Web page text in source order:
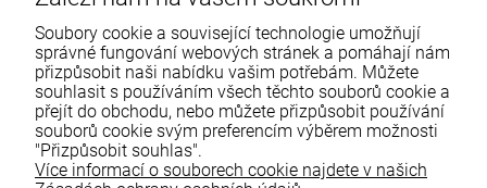
HEINE Dostępny
25 496,11 Kč
VLOŽIT DO KOŠÍKU
Soubory cookie a související technologie umožňují
správné fungování webových stránek a pomáhají nám
přizpůsobit naši nabídku vašim potřebám. Můžete
souhlasit s používáním všech těchto souborů cookie a
přejít do obchodu, nebo můžete přizpůsobit používání
souborů cookie svým preferencím výběrem možnosti
"Přizpůsobit souhlas".
Více informací o souborech cookie najdete v našich